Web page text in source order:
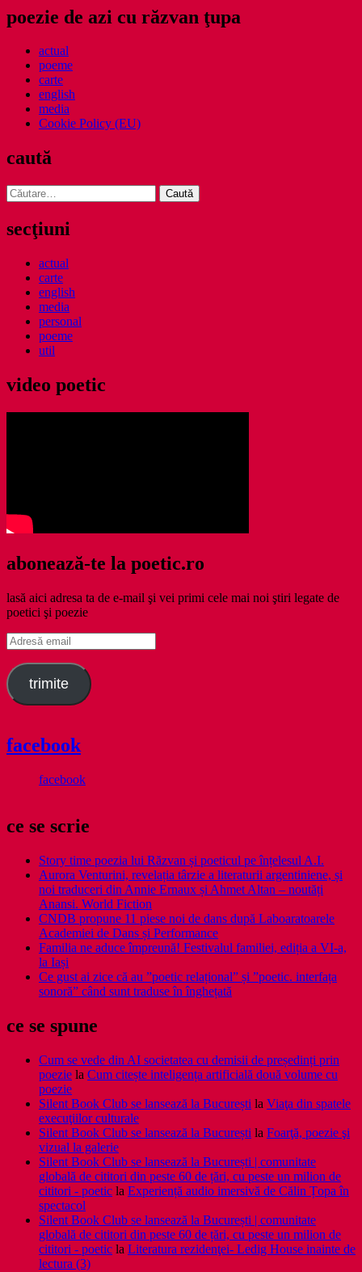
poezie de azi cu răzvan ţupa
actual
poeme
carte
english
media
Cookie Policy (EU)
caută
Caută
după:
secţiuni
actual
carte
english
media
personal
poeme
util
video poetic
abonează-te la poetic.ro
lasă aici adresa ta de e-mail şi vei primi cele mai noi ştiri legate de
poetici şi poezie
Adresă
email
trimite
facebook
facebook
ce se scrie
Story time poezia lui Răzvan și poeticul pe înțelesul A.I.
Aurora Venturini, revelația târzie a literaturii argentiniene, și
noi traduceri din Annie Ernaux și Ahmet Altan – noutăți
Anansi. World Fiction
CNDB propune 11 piese noi de dans după Laboaratoarele
Academiei de Dans și Performance
Familia ne aduce împreună! Festivalul familiei, ediția a VI-a,
la Iași
Ce gust ai zice că au ”poetic relațional” și ”poetic. interfața
sonoră” când sunt traduse în înghețată
ce se spune
Cum se vede din AI societatea cu demisii de președinți prin
poezie la Cum citește inteligența artificială două volume cu
poezie
Silent Book Club se lansează la București la Viaţa din spatele
execuţiilor culturale
Silent Book Club se lansează la București la Foarţă, poezie şi
vizual la galerie
Silent Book Club se lansează la București | comunitate
globală de cititori din peste 60 de țări, cu peste un milion de
cititori - poetic la Experiență audio imersivă de Călin Țopa în
spectacol
Silent Book Club se lansează la București | comunitate
globală de cititori din peste 60 de țări, cu peste un milion de
cititori - poetic la Literatura rezidenţei- Ledig House inainte de
lectura (3)